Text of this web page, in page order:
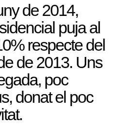
de 2014,
puja al
respecte del
de 2013. Uns
poc
donat el poc